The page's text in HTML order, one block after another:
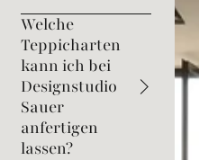
Welche
Teppicharten
kann ich bei
Designstudio
Sauer
anfertigen
lassen?